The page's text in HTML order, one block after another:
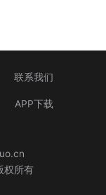
联系我们
APP下载
权所有